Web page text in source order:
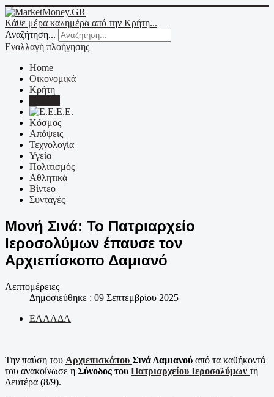
Κάθε μέρα καλημέρα από την Κρήτη...
Αναζήτηση...
Εναλλαγή πλοήγησης
Home
Οικονομικά
Κρήτη
Ε.Ε.
Κόσμος
Απόψεις
Τεχνολογία
Υγεία
Πολιτισμός
Αθλητικά
Βίντεο
Συνταγές
Μονή Σινά: Το Πατριαρχείο
Ιεροσολύμων έπαυσε τον
Αρχιεπίσκοπο Δαμιανό
Λεπτομέρειες
Δημοσιεύθηκε : 09 Σεπτεμβρίου 2025
ΕΛΛΑΔΑ
Την παύση του Αρχιεπισκόπου Σινά Δαμιανού από τα καθήκοντά
του ανακοίνωσε η Σύνοδος του Πατριαρχείου Ιεροσολύμων τη
Δευτέρα (8/9).